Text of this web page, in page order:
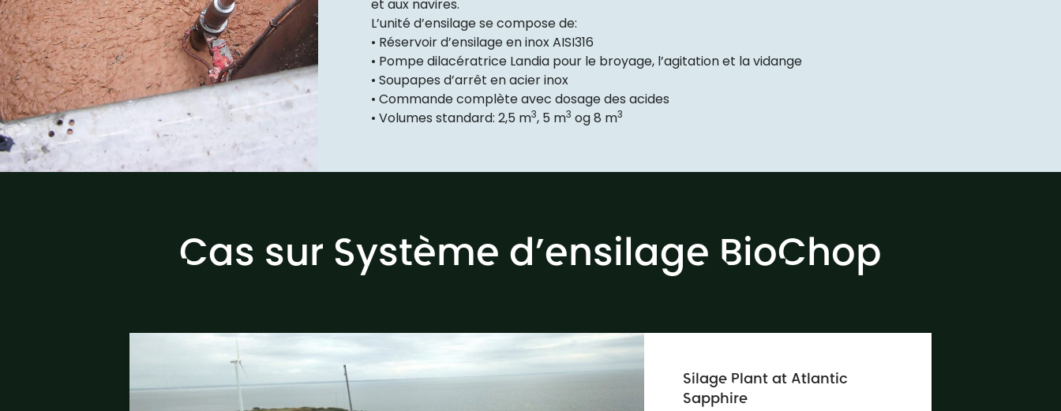
et aux navires.
L’unité d’ensilage se compose de:
• Réservoir d’ensilage en inox AISI316
• Pompe dilacératrice Landia pour le broyage, l’agitation et la vidange
• Soupapes d’arrêt en acier inox
• Commande complète avec dosage des acides
• Volumes standard: 2,5 m3, 5 m3 og 8 m3
Cas sur Système d’ensilage BioChop
Silage Plant at Atlantic
Sapphire